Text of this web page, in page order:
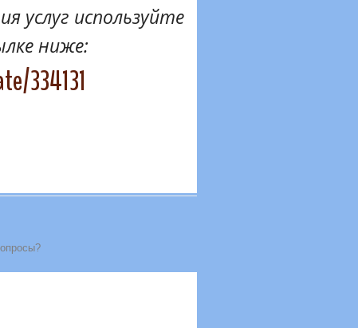
услуг используйте
ниже:
334131